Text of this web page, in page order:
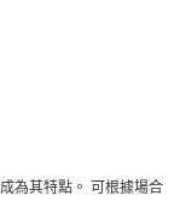
為其特點。 可根據場合